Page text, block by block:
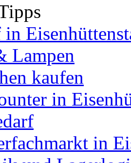
Lampen
kaufen
in
in